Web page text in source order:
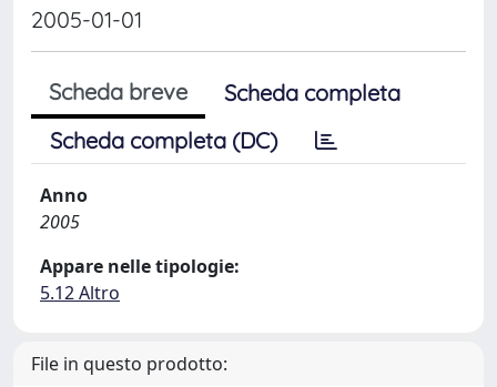
2005-01-01
Scheda breve
Scheda completa
Scheda completa (DC)
Anno
2005
Appare nelle tipologie:
5.12 Altro
File in questo prodotto: